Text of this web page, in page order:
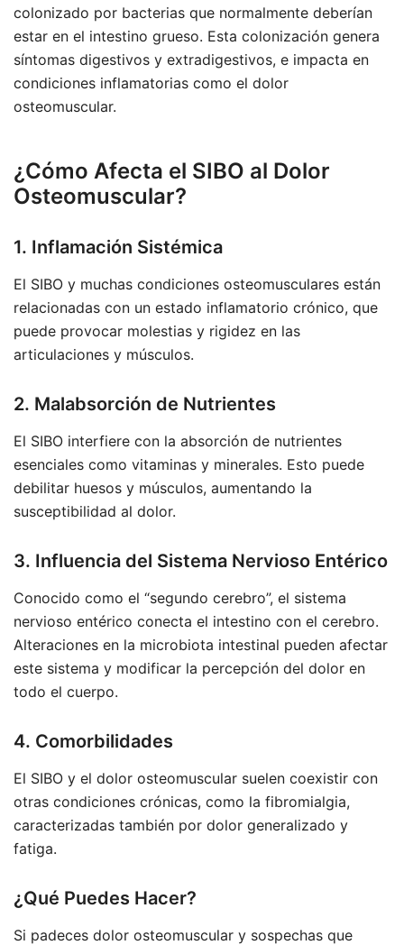
colonizado por bacterias que normalmente deberían
estar en el intestino grueso. Esta colonización genera
síntomas digestivos y extradigestivos, e impacta en
condiciones inflamatorias como el dolor
osteomuscular.
¿Cómo Afecta el SIBO al Dolor
Osteomuscular?
1. Inflamación Sistémica
El SIBO y muchas condiciones osteomusculares están
relacionadas con un estado inflamatorio crónico, que
puede provocar molestias y rigidez en las
articulaciones y músculos.
2. Malabsorción de Nutrientes
El SIBO interfiere con la absorción de nutrientes
esenciales como vitaminas y minerales. Esto puede
debilitar huesos y músculos, aumentando la
susceptibilidad al dolor.
3. Influencia del Sistema Nervioso Entérico
Conocido como el “segundo cerebro”, el sistema
nervioso entérico conecta el intestino con el cerebro.
Alteraciones en la microbiota intestinal pueden afectar
este sistema y modificar la percepción del dolor en
todo el cuerpo.
4. Comorbilidades
El SIBO y el dolor osteomuscular suelen coexistir con
otras condiciones crónicas, como la fibromialgia,
caracterizadas también por dolor generalizado y
fatiga.
¿Qué Puedes Hacer?
Si padeces dolor osteomuscular y sospechas que